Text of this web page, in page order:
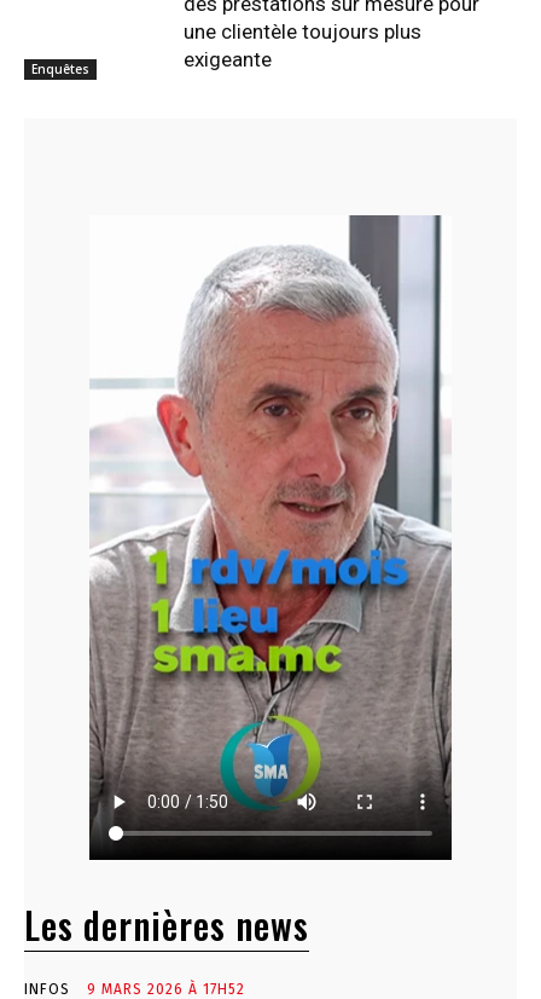
Enquêtes
une clientèle toujours plus
exigeante
Les dernières news
INFOS 9 MARS 2026 À 17H52